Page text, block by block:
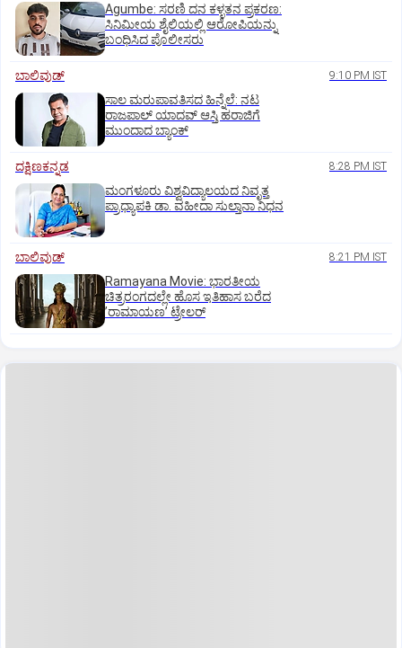
Agumbe: ಸರಣಿ ದನ ಕಳ್ಳತನ ಪ್ರಕರಣ:
ಸಿನಿಮೀಯ ಶೈಲಿಯಲ್ಲಿ ಆರೋಪಿಯನ್ನು
ಬಂಧಿಸಿದ ಪೊಲೀಸರು
ಬಾಲಿವುಡ್‌ 9:10 PM IST
ಸಾಲ ಮರುಪಾವತಿಸದ ಹಿನ್ನೆಲೆ: ನಟ
ರಾಜಪಾಲ್ ಯಾದವ್‌ ಆಸ್ತಿ ಹರಾಜಿಗೆ
ಮುಂದಾದ ಬ್ಯಾಂಕ್
ದಕ್ಷಿಣಕನ್ನಡ 8:28 PM IST
ಮಂಗಳೂರು ವಿಶ್ವವಿದ್ಯಾಲಯದ ನಿವೃತ್ತ
ಪ್ರಾಧ್ಯಾಪಕಿ ಡಾ. ವಹೀದಾ ಸುಲ್ತಾನಾ ನಿಧನ
ಬಾಲಿವುಡ್‌ 8:21 PM IST
Ramayana Movie: ಭಾರತೀಯ
ಚಿತ್ರರಂಗದಲ್ಲೇ ಹೊಸ ಇತಿಹಾಸ ಬರೆದ
ʼರಾಮಾಯಣʼ ಟ್ರೇಲರ್